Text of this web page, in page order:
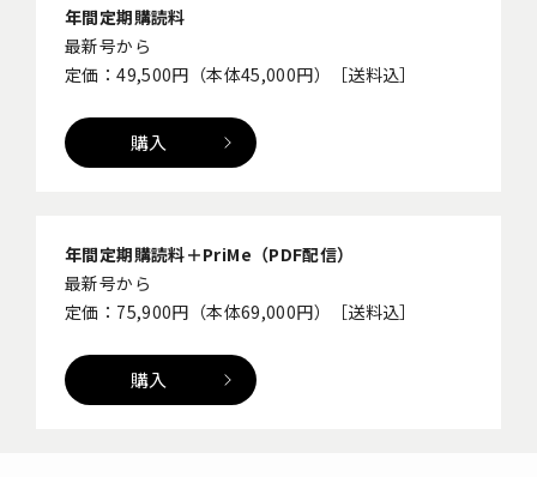
年間定期購読料
最新号から
定価：49,500円（本体45,000円）［送料込］
購入
年間定期購読料＋PriMe（PDF配信）
最新号から
定価：75,900円（本体69,000円）［送料込］
購入